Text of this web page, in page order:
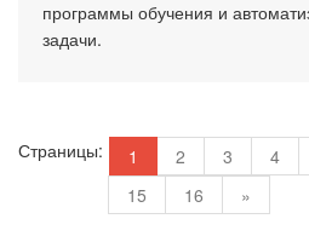
программы обучения и
задачи.
Страницы: 1 2 3 4
15
16 »